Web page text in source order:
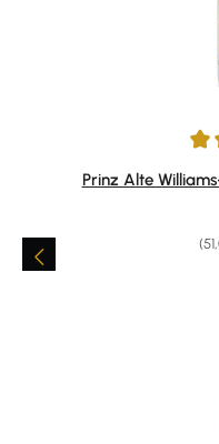
Durchschnittliche
Prinz Alte